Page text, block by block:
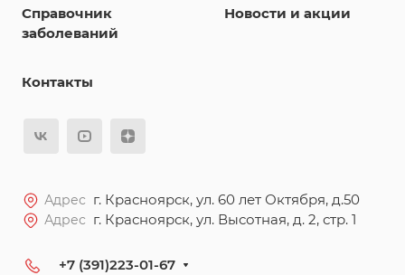
Справочник
заболеваний
Новости и акции
Контакты
Адрес г. Красноярск, ул. 60 лет Октября, д.50
Адрес г. Красноярск, ул. Высотная, д. 2, стр. 1
+7 (391)223-01-67